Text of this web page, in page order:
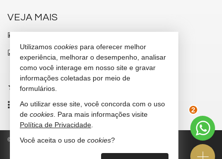
VEJA MAIS
indicadores financeiros
cadastre seu imóvel
imóveis favoritos
mapa de imóveis
© 2026 CRECI/SC 7347-J Política de Privacidade
2
Utilizamos cookies para oferecer melhor
experiência, melhorar o desempenho, analisar
como você interage em nosso site e gravar
informações coletadas por meio de
formulários.
Ao utilizar esse site, você concorda com o uso
de cookies . Para mais informações visite
Política de Privacidade
Você aceita o uso de cookies?